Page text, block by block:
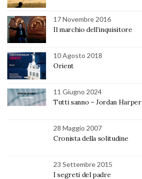
17 Novembre 2016
Il marchio dell’inquisitore
10 Agosto 2018
Orient
11 Giugno 2024
Tutti sanno – Jordan Harper
28 Maggio 2007
Cronista della solitudine
23 Settembre 2015
I segreti del padre